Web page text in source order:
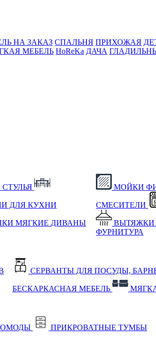
НА ЗАКАЗ СПАЛЬНЯ ПРИХОЖАЯ
МЕБЕЛЬ HoReKa ДАЧА
ДЛЯ КУХНИ
МЯГКИЕ ДИВАНЫ
МОЙКИ
СМЕСИТЕЛИ
ВЫТЯЖКИ
ФУРНИТУРА
СЕРВАНТЫ ДЛЯ ПОСУДЫ,
БЕСКАРКАСНАЯ МЕБЕЛЬ
ПРИКРОВАТНЫЕ ТУМБЫ